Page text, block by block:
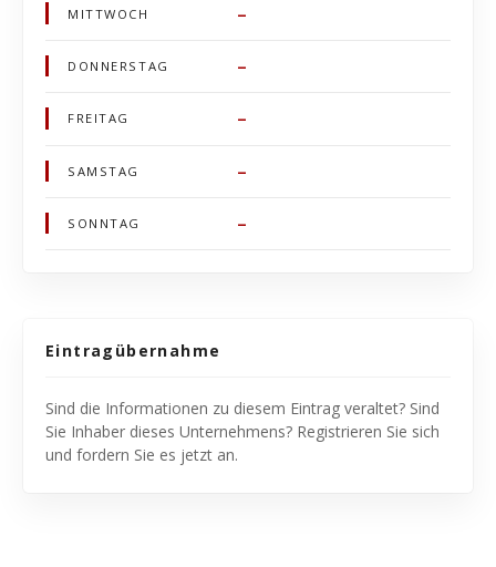
MITTWOCH –
DONNERSTAG –
FREITAG –
SAMSTAG –
SONNTAG –
Eintragübernahme
Sind die Informationen zu diesem Eintrag veraltet? Sind
Sie Inhaber dieses Unternehmens? Registrieren Sie sich
und fordern Sie es jetzt an.